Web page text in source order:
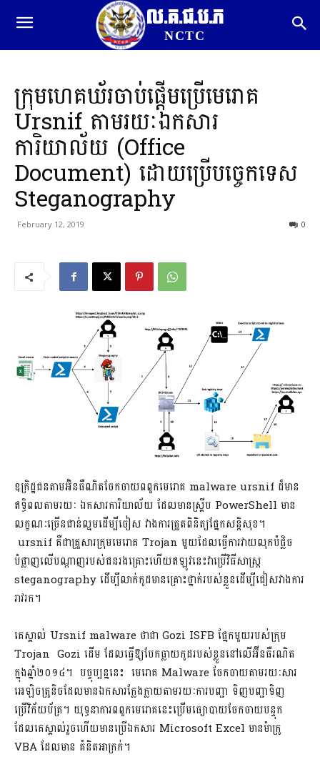
ល.គ.ជ.ប.ភ
NCTC
ក្រុមហេគឃ័រចាប់ផ្តើមប្រើមេរោគ
Ursnif តាមរយៈឯកសារ
ការិយាល័យ (Office
Document) ដោយប្រើបច្ចេកទេស
Steganography
February 12, 2019 0
ឧក្រិដ្ឋជនតាមអ៊ិនធឺណិតចែកចាយពពួកមេរោគ malware ursnif ដ៏មាន
ឥទ្ធិពលតាមរយៈ ឯកសារការិយាល័យ ដែលមានស្គ្រីប PowerShell មាន
លក្ខណៈច្រើនជាន់ល្មមដើម្បីចៀស វាងការត្រួតពិនិត្យផ្នែកសន្តិសុខ។
ursnif គឺជាគ្រួសារក្រុមមេរោគ Trojan មួយដែលធ្វើការ​វាយលុកបំផ្លិច
បំផ្លាញលើបណ្តាញរបស់ជនរងគ្រោះហើយឥឡូវនេះវាប្រើវិធីសាស្ត្រ
steganography ដើម្បីលាក់កូដមានគ្រោះថ្នាក់របស់ខ្លួនដើម្បីជៀសវាងការ
រាវរក។
គេស្គាល់ Ursnif malware ថាជា Gozi ISFB ផ្នែកមួយរបស់ក្រុម
Trojan Gozi ដើម ដែលធ្វើឱ្យបែកធ្លាយកូដរបស់ខ្លួននៅលើអ៊ីនធឺរណិត
ក្នុងឆ្នាំ២០១៤។ បច្ចុប្បន្ននេះ មេរោគ Malware ចែកចាយតាមរយៈសារ
អេឡិចត្រូនិចដែលមានឯកសារក្លែង​ក្លាយតាមរយៈការបញ្ជា ទិញបញ្ជាទិញ
ប្រើវិក័យប័ត្រ។ យុទ្ធនាការពពួកមេរោគនេះប្រើមធ្យោបាយចែកចាយបន្ទុក
ដែលគេស្គាល់រួចហើយមានប្រើឯកសារ Microsoft Excel មានម៉ាក្រូ
VBA ដែលមាន គំនិតអាក្រក់។